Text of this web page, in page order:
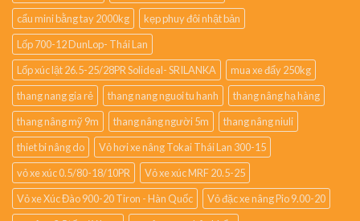
cẩu mini bằng tay 2000kg
kẹp phuy đôi nhật bản
Lốp 700-12 DunLop- Thái Lan
Lốp xúc lật 26.5-25/28PR Solideal- SRILANKA
mua xe đẩy 250kg
thang nang gia rẻ
thang nang nguoi tu hanh
thang nâng hạ hàng
thang nâng mỹ 9m
thang nâng người 5m
thang nâng niuli
thiet bi nâng do
Vỏ hơi xe nâng Tokai Thái Lan 300-15
vỏ xe xúc 0.5/80-18/10PR
Vỏ xe xúc MRF 20.5-25
Vỏ xe Xúc Đào 900-20 Tiron - Hàn Quốc
Vỏ đặc xe nâng Pio 9.00-20